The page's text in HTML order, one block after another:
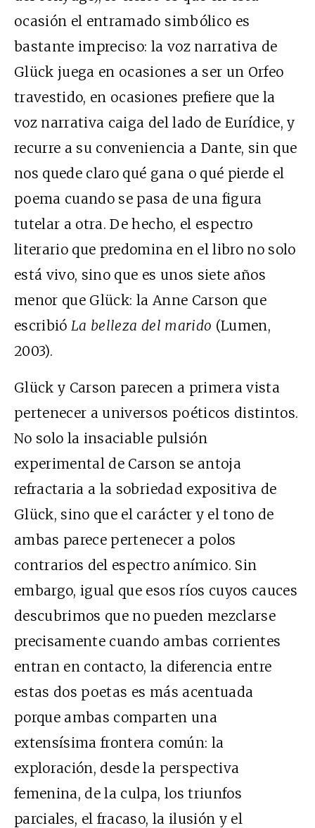
ocasión el entramado simbólico es
bastante impreciso: la voz narrativa de
Glück juega en ocasiones a ser un Orfeo
travestido, en ocasiones prefiere que la
voz narrativa caiga del lado de Eurídice, y
recurre a su conveniencia a Dante, sin que
nos quede claro qué gana o qué pierde el
poema cuando se pasa de una figura
tutelar a otra. De hecho, el espectro
literario que predomina en el libro no solo
está vivo, sino que es unos siete años
menor que Glück: la Anne Carson que
escribióLa belleza del marido (Lumen,
2003).
Glück y Carson parecen a primera vista
pertenecer a universos poéticos distintos.
No solo la insaciable pulsión
experimental de Carson se antoja
refractaria a la sobriedad expositiva de
Glück, sino que el carácter y el tono de
ambas parece pertenecer a polos
contrarios del espectro anímico. Sin
embargo, igual que esos ríos cuyos cauces
descubrimos que no pueden mezclarse
precisamente cuando ambas corrientes
entran en contacto, la diferencia entre
estas dos poetas es más acentuada
porque ambas comparten una
extensísima frontera común: la
exploración, desde la perspectiva
femenina, de la culpa, los triunfos
parciales, el fracaso, la ilusión y el